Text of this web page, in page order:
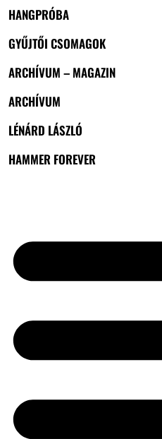
HANGPRÓBA
GYŰJTŐI CSOMAGOK
ARCHÍVUM – MAGAZIN
ARCHÍVUM
LÉNÁRD LÁSZLÓ
HAMMER FOREVER